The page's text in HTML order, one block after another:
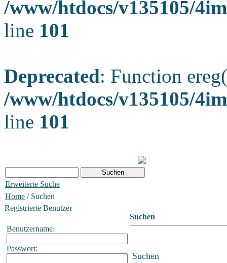
/www/htdocs/v135105/
line 101
Deprecated: Function
/www/htdocs/v135105/
line 101
Erweiterte Suche
Home / Suchen
Registrierte Benutzer
Benutzername:
Passwort:
Suchen
Suchen